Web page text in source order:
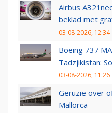
Airbus
beklad met
03-08-2026, 12:34
Boeing 737
Tadzjikistan:
03-08-2026, 11:26
Geruzie over
Mallorca